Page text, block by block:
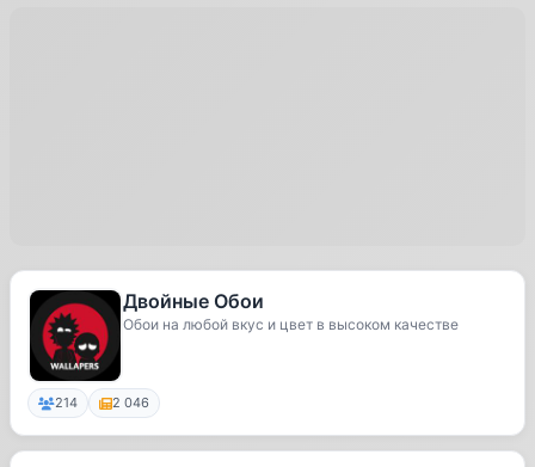
Двойные Обои
Обои на любой вкус и цвет в высоком качестве
214 2 046